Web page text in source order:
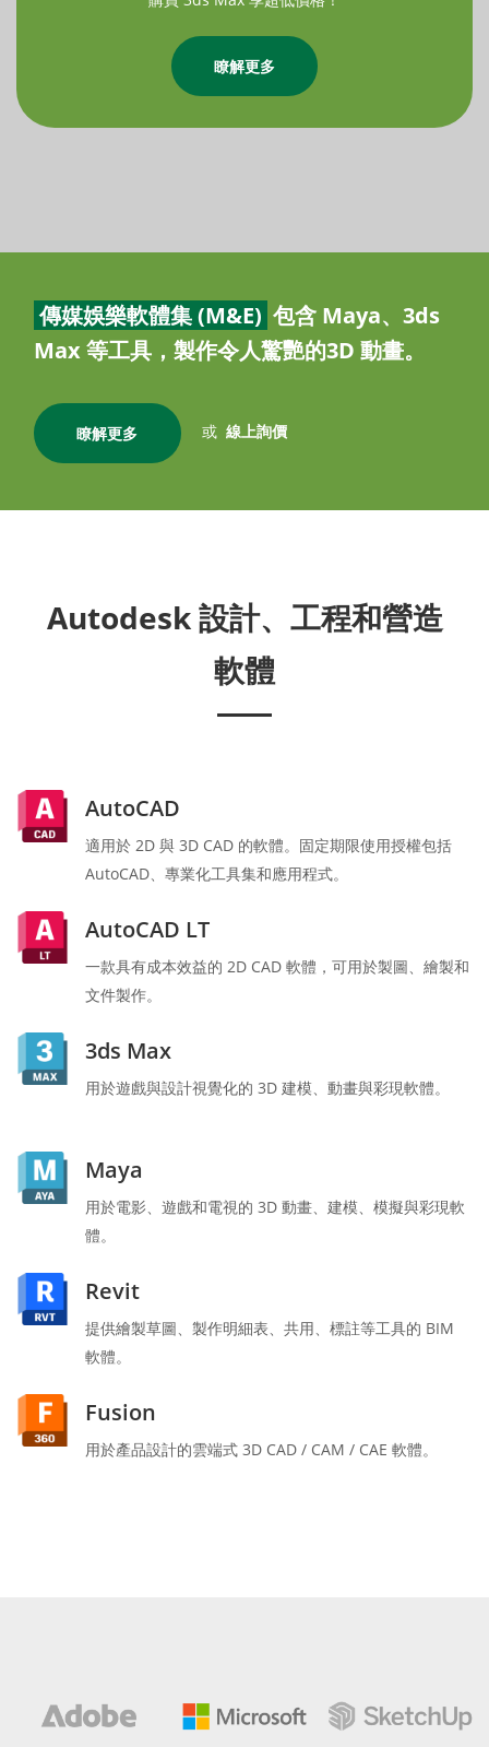
瞭解更多
傳媒娛樂軟體集 (M&E) 包含 Maya、3ds
Max 等工具，製作令人驚艷的3D 動畫。
瞭解更多 或 線上詢價
Autodesk 設計、工程和營造
軟體
AutoCAD
適用於 2D 與 3D CAD 的軟體。固定期限使用授權包括
AutoCAD、專業化工具集和應用程式。
AutoCAD LT
一款具有成本效益的 2D CAD 軟體，可用於製圖、繪製和
文件製作。
3ds Max
用於遊戲與設計視覺化的 3D 建模、動畫與彩現軟體。
Maya
用於電影、遊戲和電視的 3D 動畫、建模、模擬與彩現軟
體。
Revit
提供繪製草圖、製作明細表、共用、標註等工具的 BIM
軟體。
Fusion
用於產品設計的雲端式 3D CAD / CAM / CAE 軟體。